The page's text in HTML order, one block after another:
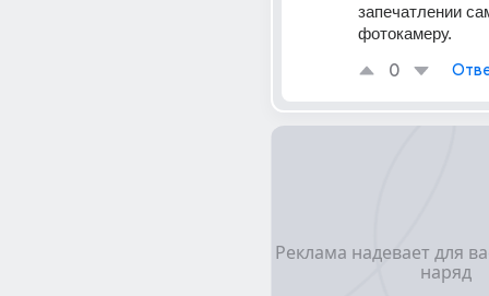
запечатлении
фотокамеру.
0